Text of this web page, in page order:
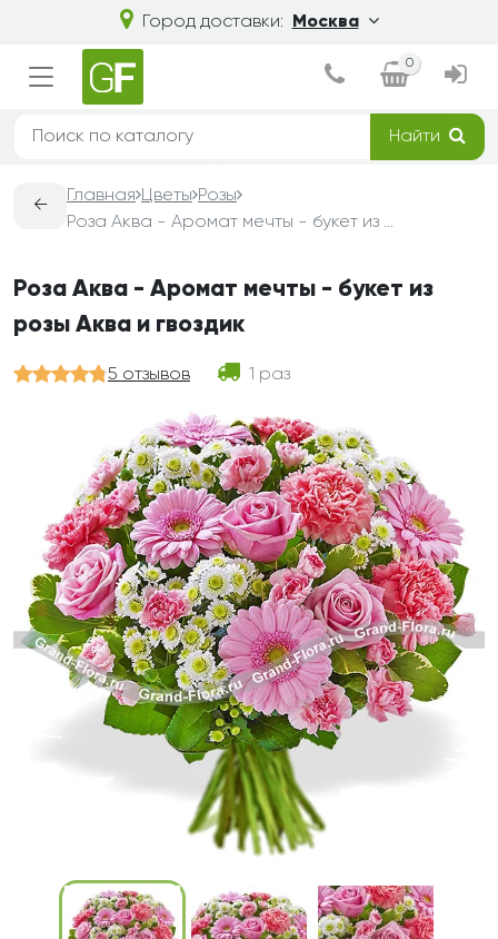
Город доставки: Москва
0
Найти
←
Главная Цветы Розы
Роза Аква - Аромат мечты - букет из розы Аква и гвоздик
Роза Аква - Аромат мечты - букет из
розы Аква и гвоздик
5 отзывов 1 раз